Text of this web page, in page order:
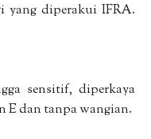
yang diperakui IFRA.
sensitif, diperkaya
E dan tanpa wangian.